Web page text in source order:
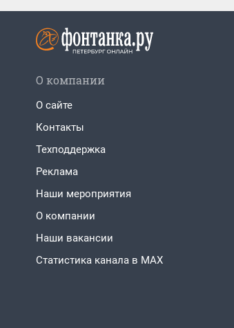
О компании
О сайте
Контакты
Техподдержка
Реклама
Наши мероприятия
О компании
Наши вакансии
Статистика канала в MAX